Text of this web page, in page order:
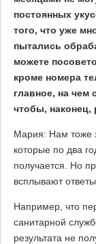
постоянных
того, что уже
пытались
можете
кроме номера
главное, на чем
чтобы, наконец,
Мария: Нам тоже
которые по два
получается. Но
всплывают ответы.
Например, что
санитарной
результата не